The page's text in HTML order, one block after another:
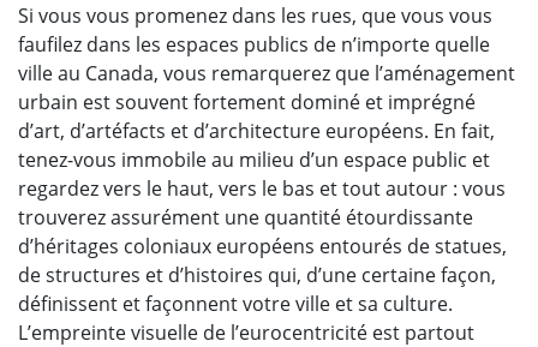
Si vous vous promenez dans les rues, que vous vous
faufilez dans les espaces publics de n’importe quelle
ville au Canada, vous remarquerez que l’aménagement
urbain est souvent fortement dominé et imprégné
d’art, d’artéfacts et d’architecture européens. En fait,
tenez-vous immobile au milieu d’un espace public et
regardez vers le haut, vers le bas et tout autour : vous
trouverez assurément une quantité étourdissante
d’héritages coloniaux européens entourés de statues,
de structures et d’histoires qui, d’une certaine façon,
définissent et façonnent votre ville et sa culture.
L’empreinte visuelle de l’eurocentricité est partout